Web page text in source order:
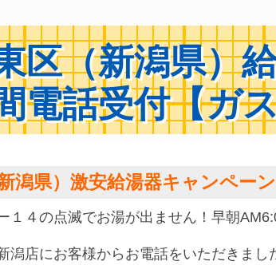
区（新潟県）
電話受付【ガ
潟県）激安給湯器キャンペー
１４の点滅でお湯が出ません！早朝
潟店にお客様からお電話をいただきまし